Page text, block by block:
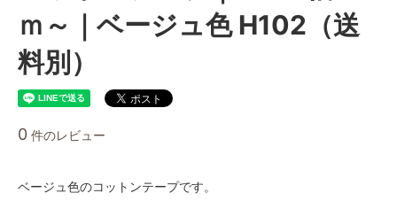
ｍ～｜ベージュ色 H102（送
料別）
0 件のレビュー
ベージュ色のコットンテープです。